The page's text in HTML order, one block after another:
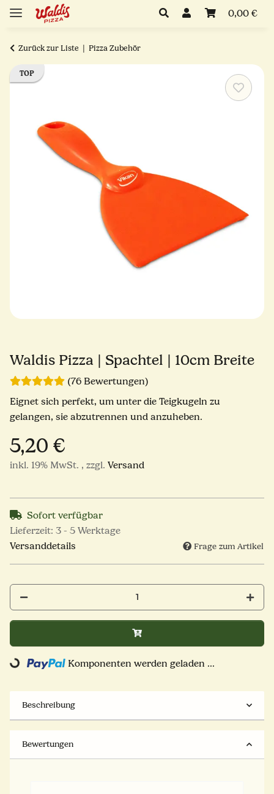
0,00 €
Zurück zur Liste Pizza Zubehör
TOP
Waldis Pizza | Spachtel | 10cm Breite
(76 Bewertungen)
Eignet sich perfekt, um unter die Teigkugeln zu
gelangen, sie abzutrennen und anzuheben.
5,20 €
inkl. 19% MwSt. , zzgl. Versand
Sofort verfügbar
Lieferzeit: 3 - 5 Werktage
Versanddetails
Frage zum Artikel
Komponenten werden geladen ...
Beschreibung
Bewertungen